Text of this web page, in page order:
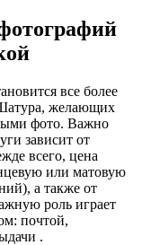
все более
желающих
фото. Важно
зависит от
всего, цена
или матовую
а также от
роль играет
почтой,
.